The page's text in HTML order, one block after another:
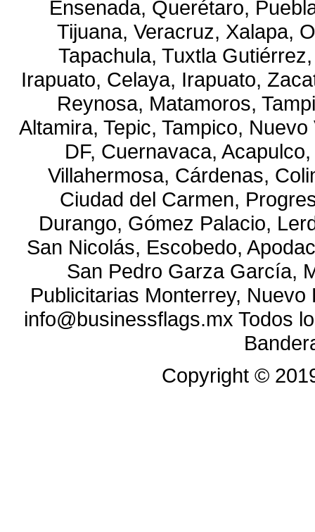
Ensenada, Querétaro,
Tijuana, Veracruz, Xalapa,
Tapachula, Tuxtla
Irapuato, Celaya, Irapuato,
Reynosa, Matamoros,
Altamira, Tepic, Tampico,
DF, Cuernavaca,
Villahermosa, Cárdenas,
Ciudad del Carmen,
Durango, Gómez Palacio,
San Nicolás, Escobedo,
San Pedro Garza García,
Publicitarias Monterrey,
info@businessflags.mx Todos
Copyright ©